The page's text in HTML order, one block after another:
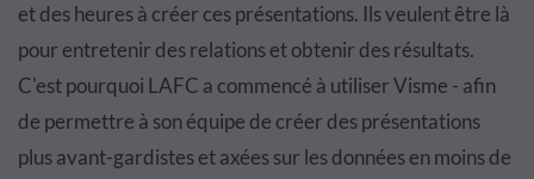
et des heures à créer ces présentations. Ils veulent être là
pour entretenir des relations et obtenir des résultats.
C'est pourquoi LAFC a commencé à utiliser Visme - afin
de permettre à son équipe de créer des présentations
plus avant-gardistes et axées sur les données en moins de